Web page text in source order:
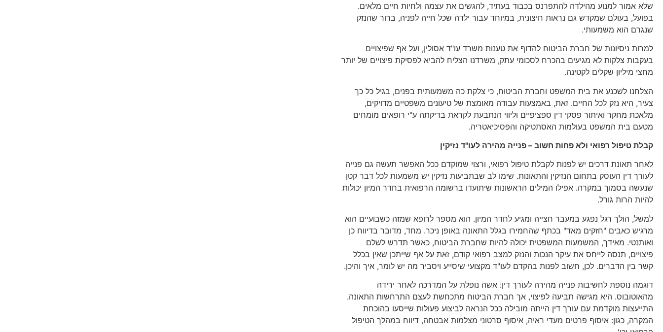
שלא אמור למנוע מהילדה להתפרנס בכבוד בעתיד, להגשים את עצמה ולחיות חיים מלאים.
בפועל, בעולם שמקדש גם נראות חיצונית, במיוחד עבור ילדה שכל חייה לפניה, ברור שהנזק
שנגרם הוא משמעותי.
למרות ניסיונות של חברת הביטוח להדוף את טענות משרד עו"ד אסולין, ועל אף שפיצויים
בעקבות צלקות לא מגיעים בהכרח לסכומי עתק, משרדנו הצליח להביא לפסיקת פיצויים של יותר
מחצי מיליון שקלים לקטינה.
הצלחנו לשכנע את בית המשפט וחברת הביטוח, כי צלקת כה משמעותית בפנים, בגיל כל כך
צעיר, היא נזק לכל החיים. זאת, באמצעות עבודה מאומצת של טיעונים משפטיים מדויקים,
מלאכת מחקר ואיתור פסקי דין ספציפיים וליווי הנתבעת לקראת בדיקתה ע"י רופאים מומחים
מטעם בית המשפט בעולמות האסתטיקה והפסיכיאטריה.
קבלת טיפול רפואי ולא פחות חשוב – פנייה מהירה לעו"ד נזיקין
לאחר תאונת דרכים יש לפנות לקבלת טיפול רפואי, ורצוי שמוקדם ככל האפשר תעשה גם פנייה
לעורך דין העוסק בתחום הנזיקין והתאונות. שימו לב שבתביעות נזיקין יש משמעות לכל דבר קטן
שנעשה בסמוך במקרה. אפילו המילים הראשונות שיתועדו ברשומה הרפואית בחדר המיון יכולות
להיות הרות גורל.
למשל, הולך רגל נפגע במעבר חצייה ומגיע לחדר המיון. הוא מספר לרופא שמזה כשבועיים הוא
מרגיש כאבים "חזקים מאד" בכתף שהחמירו בגלל התאונה באופן ניכר. מחד, מדובר בדיווח כן
ואותנטי. מאידך, המשמעות המשפטית יכולה להיות שחברת הביטוח, כאשר תדרש לשלם
פיצויים, תנסה לייחס את עיקר הנכות והנזק למצב רפואי קודם, זאת על אף שייתכן שאין בכלל
קשר בין הדברים. לכן, חשוב לפנות בהקדם לעו"ד מקצועי שיסייע ויסביר מה יש לומר, איך והיכן.
דוגמה נוספת לחשיבות פנייה מהירה לעורך דין: אשה נופלת על המדרכה לאחר ירידה
מהאוטובוס. היא מגישה תביעה לפיצוי, אך חברת הביטוח מתכחשת לעצם התרחשות התאונה.
התייעצות מוקדמת עם עורך דין הייתה מובילה ככל הנראה לביצוע פעולות שייסעו בהוכחת
המקרה, כגון: איסוף פרטים מעדי ראיה, איסוף סרטוני מצלמות אבטחה, דיווח במהלך הטיפול